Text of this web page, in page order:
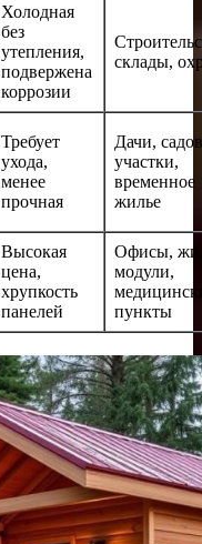
Холодная
без
утепления,
подвержена
коррозии
склады,
Требует
ухода,
менее
прочная
Дачи,
участки,
временное
жилье
Высокая
цена,
хрупкость
панелей
Офисы,
модули,
пункты